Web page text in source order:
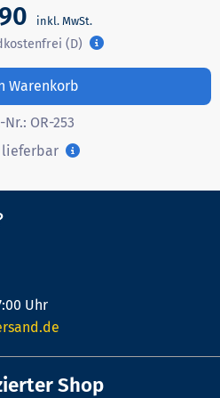
(D)
Warenkorb
Nr.: OR-253
lieferbar
Uhr
Shop